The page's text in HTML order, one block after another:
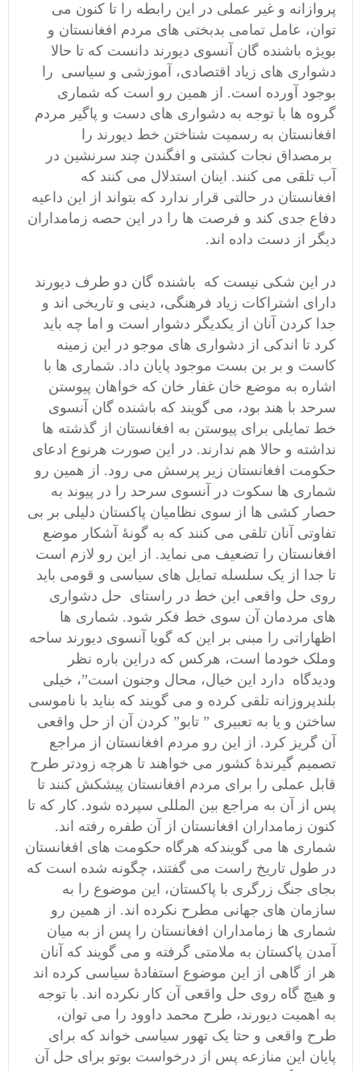
پروازانه و غیر عملی در این رابطه را تا کنون می
توان، عامل تمامی بدبختی های مردم افغانستان و
بویژه باشنده گان آنسوی دیورند دانست که تا حالا
دشواری های زیاد اقتصادی، آموزشی و سیاسی را
بوجود آورده است. از همین رو است که شماری
گروه ها با توجه به دشواری های دست و پاگیر مردم
افغانستان به رسمیت شناختن خط دیورند را
برمصداق نجات کشتی و افگندن چند سرنشین در
آب تلقی می کنند. اینان استدلال می کنند که
افغانستان در حالتی قرار ندارد که بتواند از این داعیه
دفاع جدی کند و فرصت ها را در این حصه زمامداران
دیگر از دست داده اند.
در این شکی نیست که باشنده گان دو طرف دیورند
دارای اشتراکات زیاد فرهنگی، دینی و تاریخی اند و
جدا کردن آنان از یکدیگر دشوار است و اما چه باید
کرد تا اندکی از دشواری های موجو در این زمینه
کاست و بر بن بست موجود پایان داد. شماری ها با
اشاره به موضع خان غفار خان که خواهان پیوستن
سرحد با هند بود، می گویند که باشنده گان آنسوی
خط تمایلی برای پیوستن به افغانستان از گذشته ها
نداشته و حالا هم ندارند. در این صورت هرنوع ادعای
حکومت افغانستان زیر پرسش می رود. از همین رو
شماری ها سکوت در آنسوی سرحد را در پیوند به
حصار کشی ها از سوی نظامیان پاکستان دلیلی بر بی
تفاوتی آنان تلقی می کنند که به گونۀ آشکار موضع
افغانستان را تضعیف می نماید. از این رو لازم است
تا جدا از یک سلسله تمایل های سیاسی و قومی باید
روی حل واقعی این خط در راستای حل دشواری
های مردمان آن سوی خط فکر شود. شماری ها
اظهاراتی را مبنی بر این که گویا آنسوی دیورند ساحه
وملک خودما است، هرکس که دراین باره نظر
ودیدگاه دارد این خیال، محال وجنون است”، خیلی
بلندپروزانه تلقی کرده و می گویند که بناید با ناموسی
ساختن و یا به تعبیری ” تابو” کردن آن از حل واقعی
آن گریز کرد. از این رو مردم افغانستان از مراجع
تصمیم گیرندۀ کشور می خواهند تا هرچه زودتر طرح
قابل عملی را برای مردم افغانستان پیشکش کنند تا
پس از آن به مراجع بین المللی سپرده شود. کار که تا
کنون زمامداران افغانستان از آن طفره رفته اند.
شماری ها می گویندکه هرگاه حکومت های افغانستان
در طول تاریخ راست می گفتند، چگونه شده است که
بجای جنگ زرگری با پاکستان، این موضوع را به
سازمان های جهانی مطرح نکرده اند. از همین رو
شماری ها زمامداران افغانستان را پس از به میان
آمدن پاکستان به ملامتی گرفته و می گویند که آنان
هر از گاهی از این موضوع استفادۀ سیاسی کرده اند
و هیچ گاه روی حل واقعی آن کار نکرده اند. با توجه
به اهمیت دیورند، طرح محمد داوود را می توان،
طرح واقعی و حتا یک تهور سیاسی خواند که برای
پایان این منازعه پس از درخواست بوتو برای حل آن